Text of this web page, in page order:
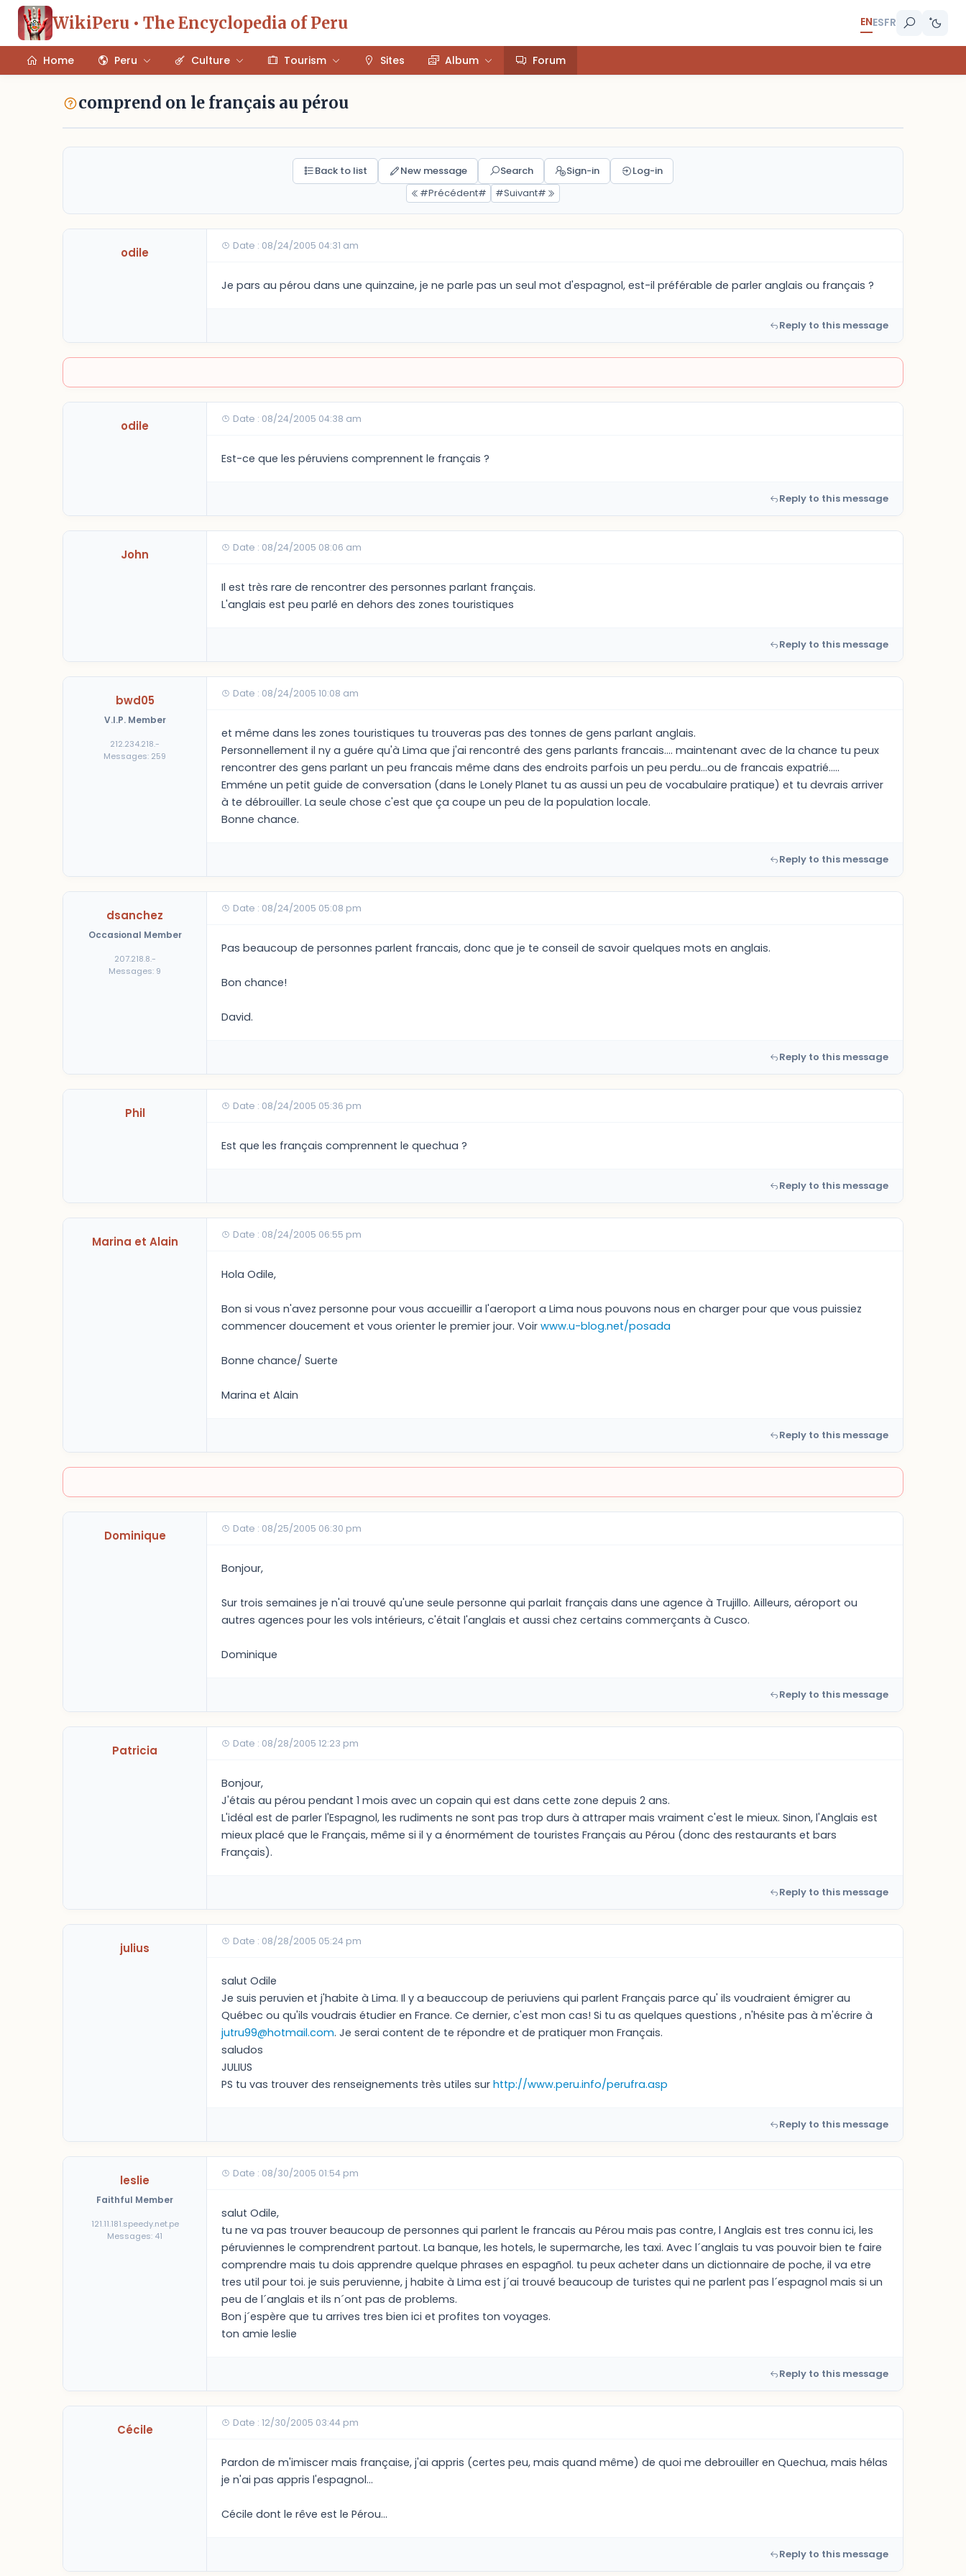
WikiPeru • The Encyclopedia of Peru ENESFR
Home Peru Culture Tourism Sites Album Forum
comprend on le français au pérou
Back to list New message Search Sign-in
Log-in
#Précédent#
#Suivant#
odile Date : 08/24/2005 04:31 am
Je pars au pérou dans une quinzaine, je ne parle pas un seul mot d'espagnol, est-il préférable de parler anglais ou français ?
Reply to this message
odile Date : 08/24/2005 04:38 am
Est-ce que les péruviens comprennent le français ?
Reply to this message
John Date : 08/24/2005 08:06 am
Il est très rare de rencontrer des personnes parlant français.
L'anglais est peu parlé en dehors des zones touristiques
Reply to this message
bwd05
V.I.P. Member
212.234.218.-
Messages: 259
Date : 08/24/2005 10:08 am
et même dans les zones touristiques tu trouveras pas des tonnes de gens parlant anglais.
Personnellement il ny a guére qu'à Lima que j'ai rencontré des gens parlants francais.... maintenant avec de la chance tu peux
rencontrer des gens parlant un peu francais même dans des endroits parfois un peu perdu...ou de francais expatrié.....
Emméne un petit guide de conversation (dans le Lonely Planet tu as aussi un peu de vocabulaire pratique) et tu devrais arriver
à te débrouiller. La seule chose c'est que ça coupe un peu de la population locale.
Bonne chance.
Reply to this message
dsanchez
Occasional Member
207.218.8.-
Messages: 9
Date : 08/24/2005 05:08 pm
Pas beaucoup de personnes parlent francais, donc que je te conseil de savoir quelques mots en anglais.
Bon chance!
David.
Reply to this message
Phil Date : 08/24/2005 05:36 pm
Est que les français comprennent le quechua ?
Reply to this message
Marina et Alain Date : 08/24/2005 06:55 pm
Hola Odile,
Bon si vous n'avez personne pour vous accueillir a l'aeroport a Lima nous pouvons nous en charger pour que vous puissiez
commencer doucement et vous orienter le premier jour. Voir www.u-blog.net/posada
Bonne chance/ Suerte
Marina et Alain
Reply to this message
Dominique Date : 08/25/2005 06:30 pm
Bonjour,
Sur trois semaines je n'ai trouvé qu'une seule personne qui parlait français dans une agence à Trujillo. Ailleurs, aéroport ou
autres agences pour les vols intérieurs, c'était l'anglais et aussi chez certains commerçants à Cusco.
Dominique
Reply to this message
Patricia Date : 08/28/2005 12:23 pm
Bonjour,
J'étais au pérou pendant 1 mois avec un copain qui est dans cette zone depuis 2 ans.
L'idéal est de parler l'Espagnol, les rudiments ne sont pas trop durs à attraper mais vraiment c'est le mieux. Sinon, l'Anglais est
mieux placé que le Français, même si il y a énormément de touristes Français au Pérou (donc des restaurants et bars
Français).
Reply to this message
julius Date : 08/28/2005 05:24 pm
salut Odile
Je suis peruvien et j'habite à Lima. Il y a beauccoup de periuviens qui parlent Français parce qu' ils voudraient émigrer au
Québec ou qu'ils voudrais étudier en France. Ce dernier, c'est mon cas! Si tu as quelques questions , n'hésite pas à m'écrire à
jutru99@hotmail.com. Je serai content de te répondre et de pratiquer mon Français.
saludos
JULIUS
PS tu vas trouver des renseignements très utiles sur http://www.peru.info/perufra.asp
Reply to this message
leslie
Faithful Member
121.11.181.speedy.net.pe
Messages: 41
Date : 08/30/2005 01:54 pm
salut Odile,
tu ne va pas trouver beaucoup de personnes qui parlent le francais au Pérou mais pas contre, l Anglais est tres connu ici, les
péruviennes le comprendrent partout. La banque, les hotels, le supermarche, les taxi. Avec l´anglais tu vas pouvoir bien te faire
comprendre mais tu dois apprendre quelque phrases en espagñol. tu peux acheter dans un dictionnaire de poche, il va etre
tres util pour toi. je suis peruvienne, j habite à Lima est j´ai trouvé beaucoup de turistes qui ne parlent pas l´espagnol mais si un
peu de l´anglais et ils n´ont pas de problems.
Bon j´espère que tu arrives tres bien ici et profites ton voyages.
ton amie leslie
Reply to this message
Cécile Date : 12/30/2005 03:44 pm
Pardon de m'imiscer mais française, j'ai appris (certes peu, mais quand même) de quoi me debrouiller en Quechua, mais hélas
je n'ai pas appris l'espagnol...
Cécile dont le rêve est le Pérou...
Reply to this message